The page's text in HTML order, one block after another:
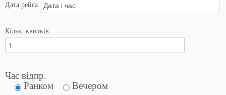
Дата рейса
Кільк. квитків
Час відпр.
Ранком
Вечером